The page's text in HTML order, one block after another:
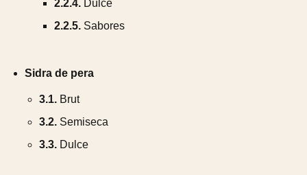
2.2.4.Dulce
2.2.5.Sabores
Sidra de pera
3.1. Brut
3.2. Semiseca
3.3. Dulce